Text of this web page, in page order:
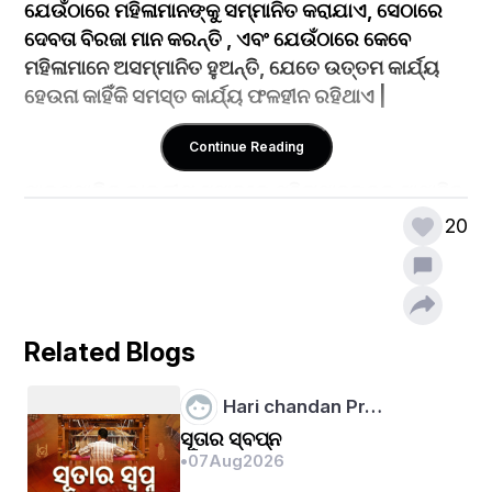
﻿ଯେଉଁଠାରେ ମହିଳାମାନଙ୍କୁ ସମ୍ମାନିତ କରାଯାଏ, ସେଠାରେ
ଦେବତା ବିରଜା ମାନ କରନ୍ତି , ଏବଂ ଯେଉଁଠାରେ କେବେ
ମହିଳାମାନେ ଅସମ୍ମାନିତ ହୁଅନ୍ତି, ଯେତେ ଉତ୍ତମ କାର୍ଯ୍ୟ
ହେଉନା କାହିଁକି ସମସ୍ତ କାର୍ଯ୍ୟ ଫଳହୀନ ରହିଥାଏ |
ଭୂମିକା ମୁଖ୍ୟତଃ ପତ୍ନୀ ଏବଂ ମାତା ଭାବରେ ରହିଆସିଛି | ନିକଟ
ପରିବର୍ତ୍ତନ ଆସିଛି। ପରିବାର: ପରିବାରରେ ନିରନ୍ତର ବିକାଶ
ସମୟ ସହିତ ଭାରତରେ ମହିଳାମାନଙ୍କର ଭୂମିକା ଏବଂ ସ୍ଥିତି
କିପରି ବିକାଶ ହୋଇଛି?﻿
Continue Reading
20
Related Blogs
Hari chandan Pr…
ସୂତାର ସ୍ବପ୍ନ
•07Aug2026